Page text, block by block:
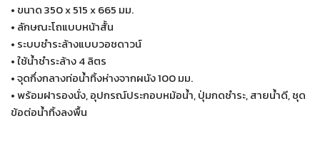
• ขนาด 350 x 515 x 665 มม.
• ลักษณะโถแบบหน้าสั้น
• ระบบชำระล้างแบบวอชดาวน์
• ใช้น้ำชำระล้าง 4 ลิตร
• จุดกึ่งกลางท่อน้ำทิ้งห่างจากผนัง 100 มม.
• พร้อมฝารองนั่ง, อุปกรณ์ประกอบหม้อน้ำ, ปุ่มกดชำระ, สายน้ำดี, ชุด
ข้อต่อน้ำทิ้งลงพื้น